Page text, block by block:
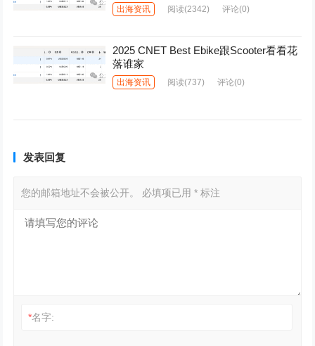
出海资讯 阅读(2342) 评论(0)
2025 CNET Best Ebike跟Scooter看看花
落谁家
出海资讯 阅读(737) 评论(0)
发表回复
您的邮箱地址不会被公开。 必填项已用* 标注
*名字: